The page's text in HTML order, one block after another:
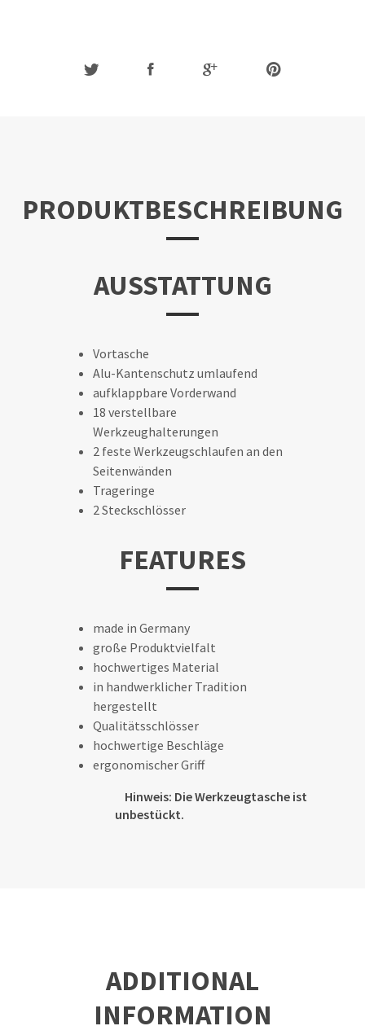
PRODUKTBESCHREIBUNG
AUSSTATTUNG
Vortasche
Alu-Kantenschutz umlaufend
aufklappbare Vorderwand
18 verstellbare
Werkzeughalterungen
2 feste Werkzeugschlaufen an den
Seitenwänden
Trageringe
2 Steckschlösser
FEATURES
made in Germany
große Produktvielfalt
hochwertiges Material
in handwerklicher Tradition
hergestellt
Qualitätsschlösser
hochwertige Beschläge
ergonomischer Griff
Hinweis: Die Werkzeugtasche ist
unbestückt.
ADDITIONAL
INFORMATION